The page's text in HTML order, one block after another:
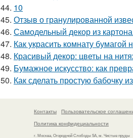
44. 10
45. Отзыв о гранулированной
46. Самодельный декор из
47. Как украсить комнату
48. Красивый декор: цветы на
49. Бумажное искусство: как
50. Как сделать простую бабочку
Контакты
Пользовательское
Политика конфидециальности
г. Москва, Огородной Слободы 5А, м. Чистые пруды